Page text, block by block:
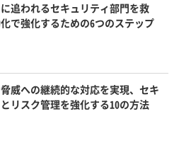
追われるセキュリティ部門を救
で強化するための6つのステップ
威への継続的な対応を実現、セキ
リスク管理を強化する10の方法